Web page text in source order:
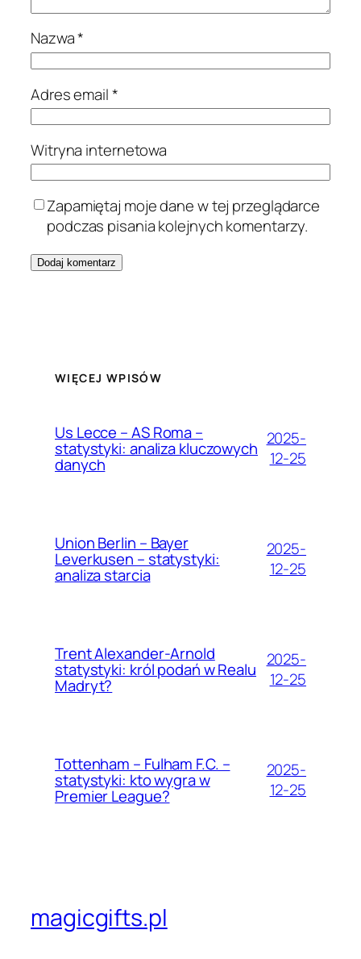
Nazwa*
Adres email*
Witryna internetowa
Zapamiętaj moje dane w tej przeglądarce
podczas pisania kolejnych komentarzy.
WIĘCEJ WPISÓW
Us Lecce – AS Roma –
statystyki: analiza kluczowych
danych
2025-
12-25
Union Berlin – Bayer
Leverkusen – statystyki:
analiza starcia
2025-
12-25
Trent Alexander-Arnold
statystyki: król podań w Realu
Madryt?
2025-
12-25
Tottenham – Fulham F.C. –
statystyki: kto wygra w
Premier League?
2025-
12-25
magicgifts.pl